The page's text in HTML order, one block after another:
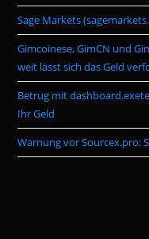
Sage Markets
Gimcoinese, GimCN und
weit lässt sich das Geld
Betrug mit
Ihr Geld
Warnung vor Sourcex.pro: